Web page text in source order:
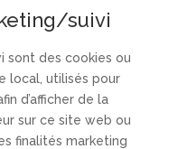
suivi
sont des cookies ou
local, utilisés pour
d’afficher de la
sur ce site web ou
finalités marketing